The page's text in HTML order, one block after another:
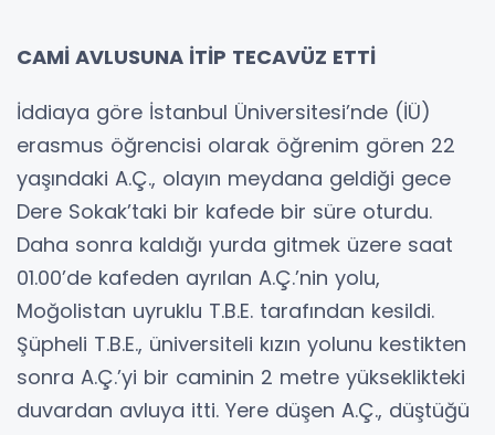
CAMİ AVLUSUNA İTİP TECAVÜZ ETTİ
İddiaya göre İstanbul Üniversitesi’nde (İÜ)
erasmus öğrencisi olarak öğrenim gören 22
yaşındaki A.Ç., olayın meydana geldiği gece
Dere Sokak’taki bir kafede bir süre oturdu.
Daha sonra kaldığı yurda gitmek üzere saat
01.00’de kafeden ayrılan A.Ç.’nin yolu,
Moğolistan uyruklu T.B.E. tarafından kesildi.
Şüpheli T.B.E., üniversiteli kızın yolunu kestikten
sonra A.Ç.’yi bir caminin 2 metre yükseklikteki
duvardan avluya itti. Yere düşen A.Ç., düştüğü